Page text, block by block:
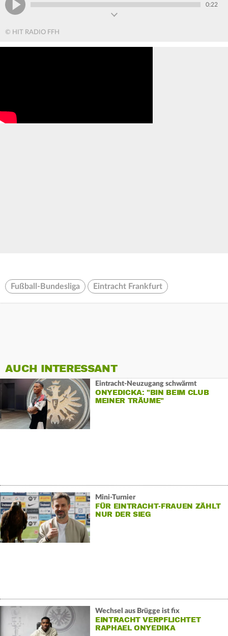
0:22
© HIT RADIO FFH
Fußball-Bundesliga Eintracht Frankfurt
AUCH INTERESSANT
Eintracht-Neuzugang schwärmt
ONYEDICKA: "BIN BEIM CLUB
MEINER TRÄUME"
Mini-Turnier
FÜR EINTRACHT-FRAUEN ZÄHLT
NUR DER SIEG
Wechsel aus Brügge ist fix
EINTRACHT VERPFLICHTET
RAPHAEL ONYEDIKA